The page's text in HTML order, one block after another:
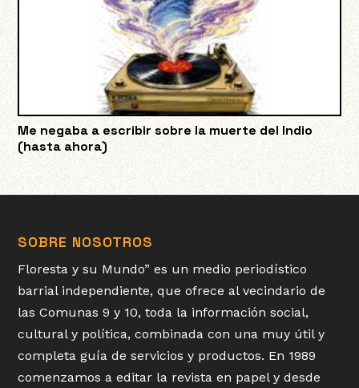
Me negaba a escribir sobre la muerte del Indio
(hasta ahora)
SOBRE NOSOTROS
Floresta y su Mundo” es un medio periodístico
barrial independiente, que ofrece al vecindario de
las Comunas 9 y 10, toda la información social,
cultural y política, combinada con una muy útil y
completa guía de servicios y productos. En 1989
comenzamos a editar la revista en papel y desde